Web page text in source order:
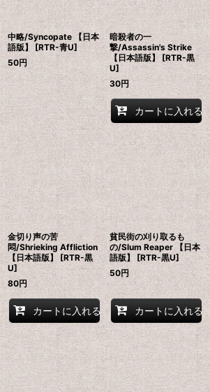
中略/Syncopate 【日本
語版】 [RTR-青U]
50円
暗殺者の一
撃/Assassin's Strike
【日本語版】 [RTR-黒
U]
30円
カートに入れる
金切り声の苦
悶/Shrieking Affliction
【日本語版】 [RTR-黒
U]
80円
カートに入れる
貧民街の刈り取るも
の/Slum Reaper 【日本
語版】 [RTR-黒U]
50円
カートに入れる